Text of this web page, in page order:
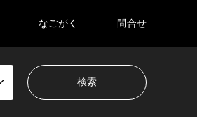
なごがく 問合せ